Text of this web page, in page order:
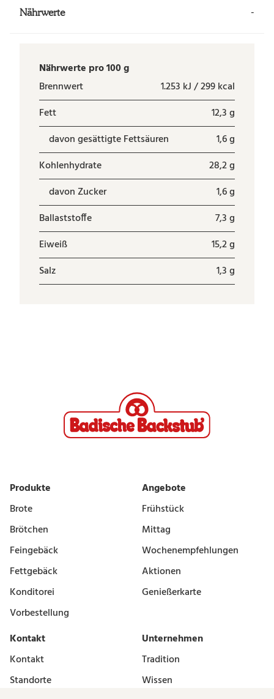
Nährwerte -
Nährwerte pro 100 g
Brennwert
1.253 kJ / 299 kcal
Fett
12,3 g
davon gesättigte Fettsäuren
1,6 g
Kohlenhydrate
28,2 g
davon Zucker
1,6 g
Ballaststoffe
7,3 g
Eiweiß
15,2 g
Salz
1,3 g
Produkte
Brote
Brötchen
Feingebäck
Fettgebäck
Konditorei
Vorbestellung
Angebote
Frühstück
Mittag
Wochenempfehlungen
Aktionen
Genießerkarte
Kontakt
Kontakt
Standorte
Unternehmen
Tradition
Wissen